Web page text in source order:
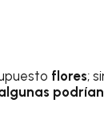
flores;